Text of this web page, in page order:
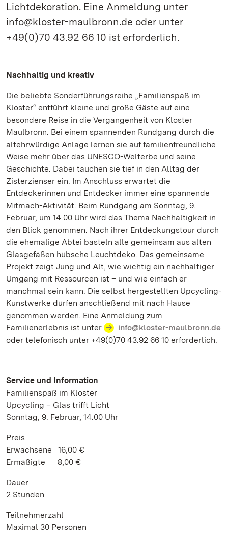
Lichtdekoration. Eine Anmeldung unter
info@kloster-maulbronn.de oder unter
+49(0)70 43.92 66 10 ist erforderlich.
Nachhaltig und kreativ
Die beliebte Sonderführungsreihe „Familienspaß im
Kloster“ entführt kleine und große Gäste auf eine
besondere Reise in die Vergangenheit von Kloster
Maulbronn. Bei einem spannenden Rundgang durch die
altehrwürdige Anlage lernen sie auf familienfreundliche
Weise mehr über das UNESCO-Welterbe und seine
Geschichte. Dabei tauchen sie tief in den Alltag der
Zisterzienser ein. Im Anschluss erwartet die
Entdeckerinnen und Entdecker immer eine spannende
Mitmach-Aktivität: Beim Rundgang am Sonntag, 9.
Februar, um 14.00 Uhr wird das Thema Nachhaltigkeit in
den Blick genommen. Nach ihrer Entdeckungstour durch
die ehemalige Abtei basteln alle gemeinsam aus alten
Glasgefäßen hübsche Leuchtdeko. Das gemeinsame
Projekt zeigt Jung und Alt, wie wichtig ein nachhaltiger
Umgang mit Ressourcen ist – und wie einfach er
manchmal sein kann. Die selbst hergestellten Upcycling-
Kunstwerke dürfen anschließend mit nach Hause
genommen werden. Eine Anmeldung zum
Familienerlebnis ist unter
info@kloster-maulbronn.de
oder telefonisch unter +49(0)70 43.92 66 10 erforderlich.
Service und Information
Familienspaß im Kloster
Upcycling – Glas trifft Licht
Sonntag, 9. Februar, 14.00 Uhr
Preis
Erwachsene 16,00 €
Ermäßigte 8,00 €
Dauer
2 Stunden
Teilnehmerzahl
Maximal 30 Personen